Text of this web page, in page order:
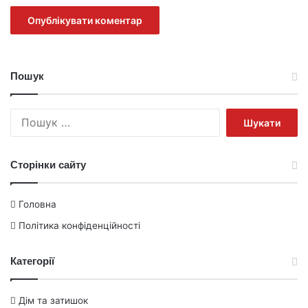
Пошук
Сторінки сайту
Головна
Політика конфіденційності
Категорії
Дім та затишок